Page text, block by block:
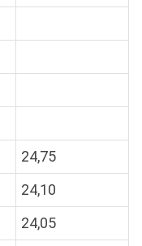
24,75
24,10
24,05